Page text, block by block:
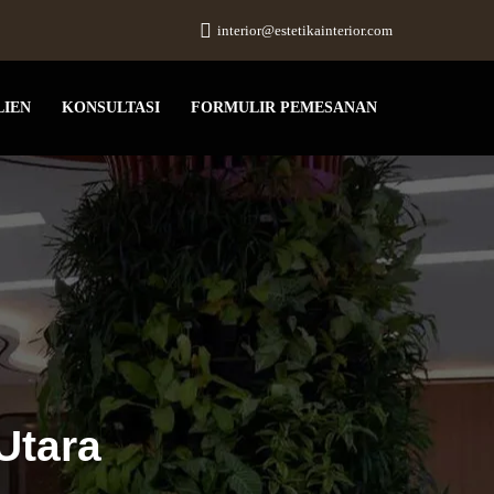
interior@estetikainterior.com
KONSULTASI FORMULIR PEMESANAN